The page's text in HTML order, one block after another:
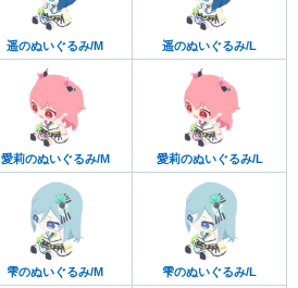
遥のぬいぐるみ/M 遥のぬいぐるみ/L
愛莉のぬいぐるみ/M 愛莉のぬいぐるみ/L
雫のぬいぐるみ/M 雫のぬいぐるみ/L